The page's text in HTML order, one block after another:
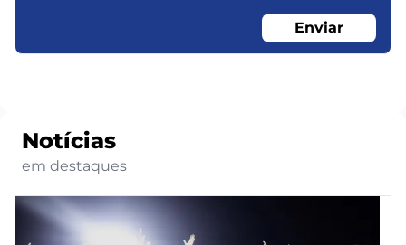
Enviar
Notícias
em destaques